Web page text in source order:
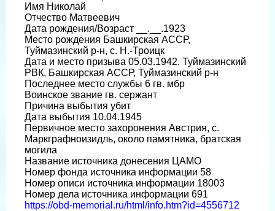
Имя Николай
Отчество Матвеевич
Дата рождения/Возраст __.__.1923
Место рождения Башкирская АССР,
Туймазинский р-н, с. Н.-Троицк
Дата и место призыва 05.03.1942, Туймазинский
РВК, Башкирская АССР, Туймазинский р-н
Последнее место службы 6 гв. мбр
Воинское звание гв. сержант
Причина выбытия убит
Дата выбытия 10.04.1945
Первичное место захоронения Австрия, с.
Маркграфноизидль, около памятника, братская
могила
Название источника донесения ЦАМО
Номер фонда источника информации 58
Номер описи источника информации 18003
Номер дела источника информации 691
https://obd-memorial.ru/html/info.htm?id=4556712